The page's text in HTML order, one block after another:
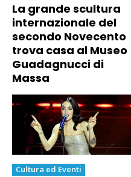
La grande scultura
internazionale del
secondo Novecento
trova casa al Museo
Guadagnucci di
Massa
Cultura ed Eventi